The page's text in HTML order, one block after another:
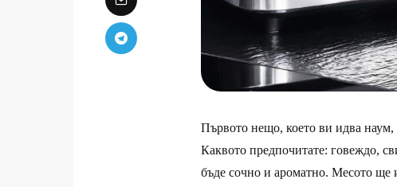
Първото нещо, което ви идва наум,
Каквото предпочитате: говеждо,
бъде сочно и ароматно. Месото ще